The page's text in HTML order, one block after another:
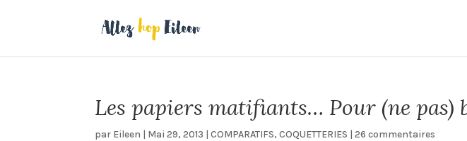
Les papiers matifiants… Pour (ne pas)
par Eileen | Mai 29, 2013 |COMPARATIFS,COQUETTERIES |26 commentaires